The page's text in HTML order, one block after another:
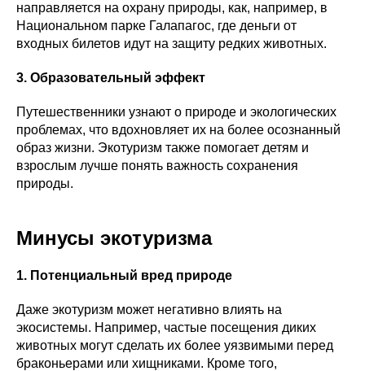
направляется на охрану природы, как, например, в
Национальном парке Галапагос, где деньги от
входных билетов идут на защиту редких животных.
3. Образовательный эффект
Путешественники узнают о природе и экологических
проблемах, что вдохновляет их на более осознанный
образ жизни. Экотуризм также помогает детям и
взрослым лучше понять важность сохранения
природы.
Минусы экотуризма
1. Потенциальный вред природе
Даже экотуризм может негативно влиять на
экосистемы. Например, частые посещения диких
животных могут сделать их более уязвимыми перед
браконьерами или хищниками. Кроме того,